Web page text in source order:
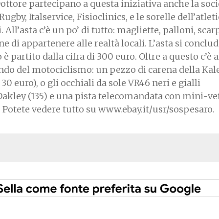
partecipano a questa iniziativa anche la
Italservice, Fisioclinics, e le sorelle
All’asta c’è un po’ di tutto: magliette, palloni,
di appartenere alle realtà locali. L’asta si
partito dalla cifra di 300 euro. Oltre a questo c’è
del motociclismo: un pezzo di carena della
euro), o gli occhiali da sole VR46 neri e gialli
(135) e una pista telecomandata con mini-
vedere tutto su www.ebay.it/usr/sospesaro.